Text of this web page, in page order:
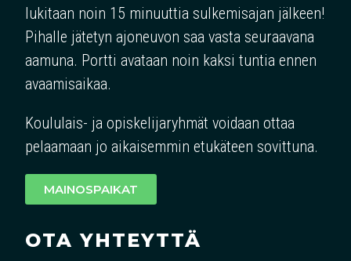
lukitaan noin 15 minuuttia sulkemisajan jälkeen!
Pihalle jätetyn ajoneuvon saa vasta seuraavana
aamuna. Portti avataan noin kaksi tuntia ennen
avaamisaikaa.
Koululais- ja opiskelijaryhmät voidaan ottaa
pelaamaan jo aikaisemmin etukäteen sovittuna.
MAINOSPAIKAT
OTA YHTEYTTÄ